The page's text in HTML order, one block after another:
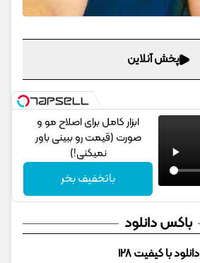
پخش آنلاین
ابزار کامل برای اصلاح مو و
صورت (قیمت رو ببینی باور
نمیکنی!)
باتخفیف بخر
باکس دانلود
دانلود با کیفیت 128